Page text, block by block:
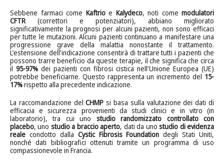
Sebbene farmaci come Kaftrioe Kalydeco, noti come modulatori
CFTR(correttori e potenziatori), abbiano migliorato
significativamente la prognosi per alcuni pazienti, non sono efficaci
per tutte le mutazioni. Alcuni pazienti continuano a manifestare una
progressione grave della malattia nonostante il trattamento.
L’estensione dell’indicazione consentirà di trattare tutti i pazienti che
possono trarre beneficio da queste terapie, il che significa che circa
il 95-97% dei pazienti con fibrosi cistica nell’Unione Europea (UE)
potrebbe beneficiarne. Questo rappresenta un incremento del 15-
17%rispetto alla precedente indicazione.
La raccomandazione delCHMP si basa sulla valutazione dei dati di
efficacia e sicurezza provenienti da studi clinici e in vitro (in
laboratorio), tra cui uno studio randomizzato controllato con
placebo, uno studio a braccio aperto, dati da unostudio di evidenza
reale condotto dalla Cystic Fibrosis Foundation degli Stati Uniti,
nonché dati bibliografici ottenuti tramite un programma di uso
compassionevole in Francia.